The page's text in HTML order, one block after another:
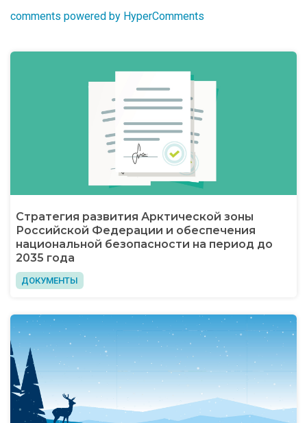
comments powered by HyperComments
Стратегия развития Арктической зоны
Российской Федерации и обеспечения
национальной безопасности на период до
2035 года
ДОКУМЕНТЫ